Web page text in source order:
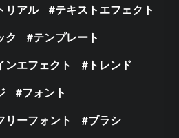
リアル
テキストエフェクト
ク
テンプレート
ンエフェクト
トレンド
フォント
リーフォント
ブラシ